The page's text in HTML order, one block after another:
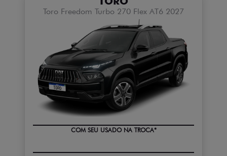
Toro Freedom Turbo 270 Flex AT6 2027
COM SEU USADO NA TROCA*